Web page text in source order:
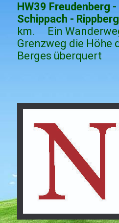
HW39 Freudenberg
Schippach -
km. Ein
Grenzweg die Höhe
Berges überquert